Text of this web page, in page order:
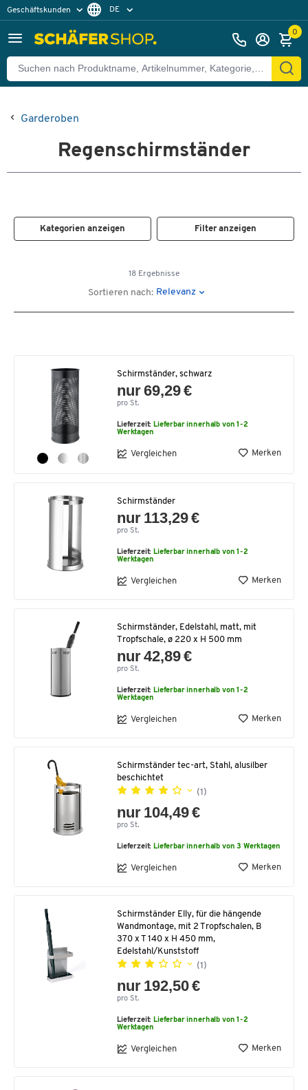
Geschäftskunden DE
0
Garderoben
Regenschirmständer
Kategorien anzeigen Filter anzeigen
18 Ergebnisse
Sortieren nach: Relevanz
Schirmständer, schwarz
nur 69,29 €
pro St.
Lieferzeit: Lieferbar innerhalb von 1-2
Werktagen
Vergleichen Merken
Schirmständer
nur 113,29 €
pro St.
Lieferzeit: Lieferbar innerhalb von 1-2
Werktagen
Vergleichen Merken
Schirmständer, Edelstahl, matt, mit
Tropfschale, ø 220 x H 500 mm
nur 42,89 €
pro St.
Lieferzeit: Lieferbar innerhalb von 1-2
Werktagen
Vergleichen Merken
Schirmständer tec-art, Stahl, alusilber
beschichtet
(1)
nur 104,49 €
pro St.
Lieferzeit: Lieferbar innerhalb von 3 Werktagen
Vergleichen Merken
Schirmständer Elly, für die hängende
Wandmontage, mit 2 Tropfschalen, B
370 x T 140 x H 450 mm,
Edelstahl/Kunststoff
(1)
nur 192,50 €
pro St.
Lieferzeit: Lieferbar innerhalb von 1-2
Werktagen
Vergleichen Merken